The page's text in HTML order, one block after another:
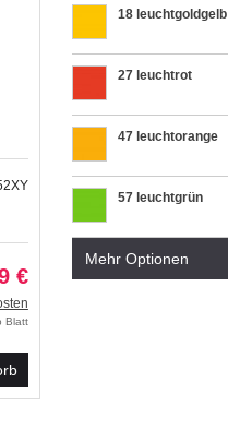
€
Blatt
18 leuchtgoldgelb
27 leuchtrot
47 leuchtorange
57 leuchtgrün
67 leuchtpink
Mehr Optionen